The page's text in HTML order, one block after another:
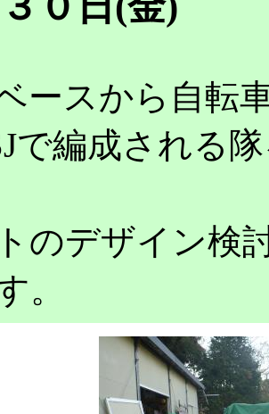
ースから自転
で編成される
のデザイン検
。